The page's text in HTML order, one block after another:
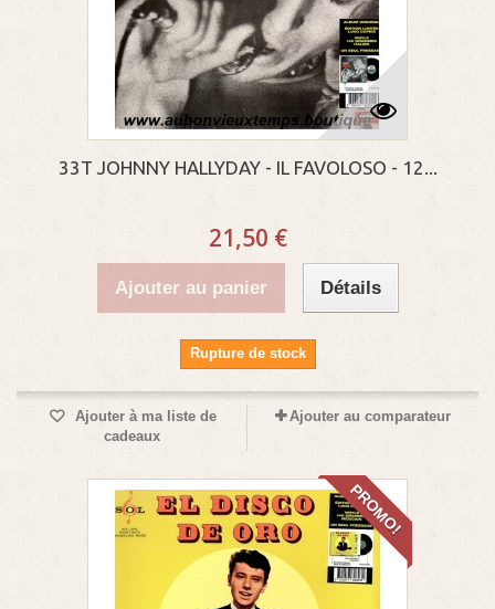
33T JOHNNY HALLYDAY - IL FAVOLOSO - 12...
21,50 €
Ajouter au panier Détails
Rupture de stock
Ajouter à ma liste de
cadeaux
Ajouter au comparateur
PROMO!